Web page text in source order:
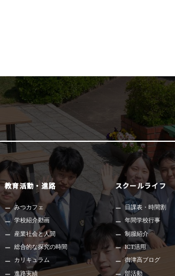
教育活動・進路
みつカフェ
学校紹介動画
産業社会と人間
総合的な探究の時間
カリキュラム
進路実績
スクールライフ
日課表・時間割
年間学校行事
制服紹介
ICT活用
御津高ブログ
部活動